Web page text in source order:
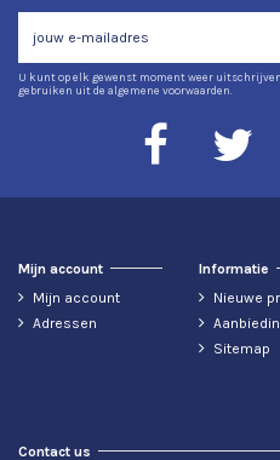
U kunt op elk gewenst moment weer
gebruiken uit de algemene voorwaarden.
Mijn account
Mijn account
Adressen
Informatie
Nieuwe
Sitemap
Contact us